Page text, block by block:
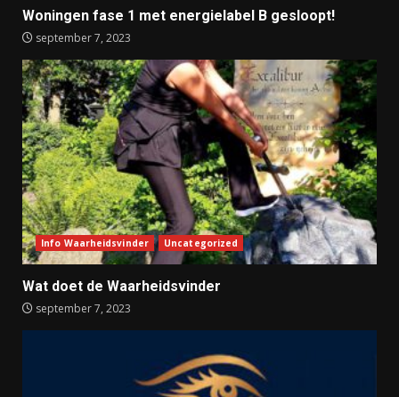
Woningen fase 1 met energielabel B gesloopt!
september 7, 2023
Info Waarheidsvinder Uncategorized
Wat doet de Waarheidsvinder
september 7, 2023